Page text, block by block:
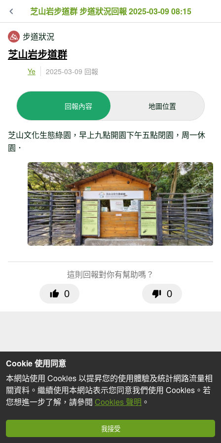
芝山岩步道群 步道狀況回報 2025-03-09 08:15
步道狀況
芝山岩步道群
Ye 2025-03-09 回報
回報內容 地圖位置
芝山文化生態綠園，早上九點開園下午五點閉園，周一休
園．
這則回報對你有幫助嗎？
0 0
Cookie 使用同意
本網站使用 Cookies 以提昇您的使用體驗及統計網路流量相
關資料。繼續使用本網站表示您同意我們使用 Cookies。若
您想進一步了解，請參閱 Cookies 聲明 。
我接受